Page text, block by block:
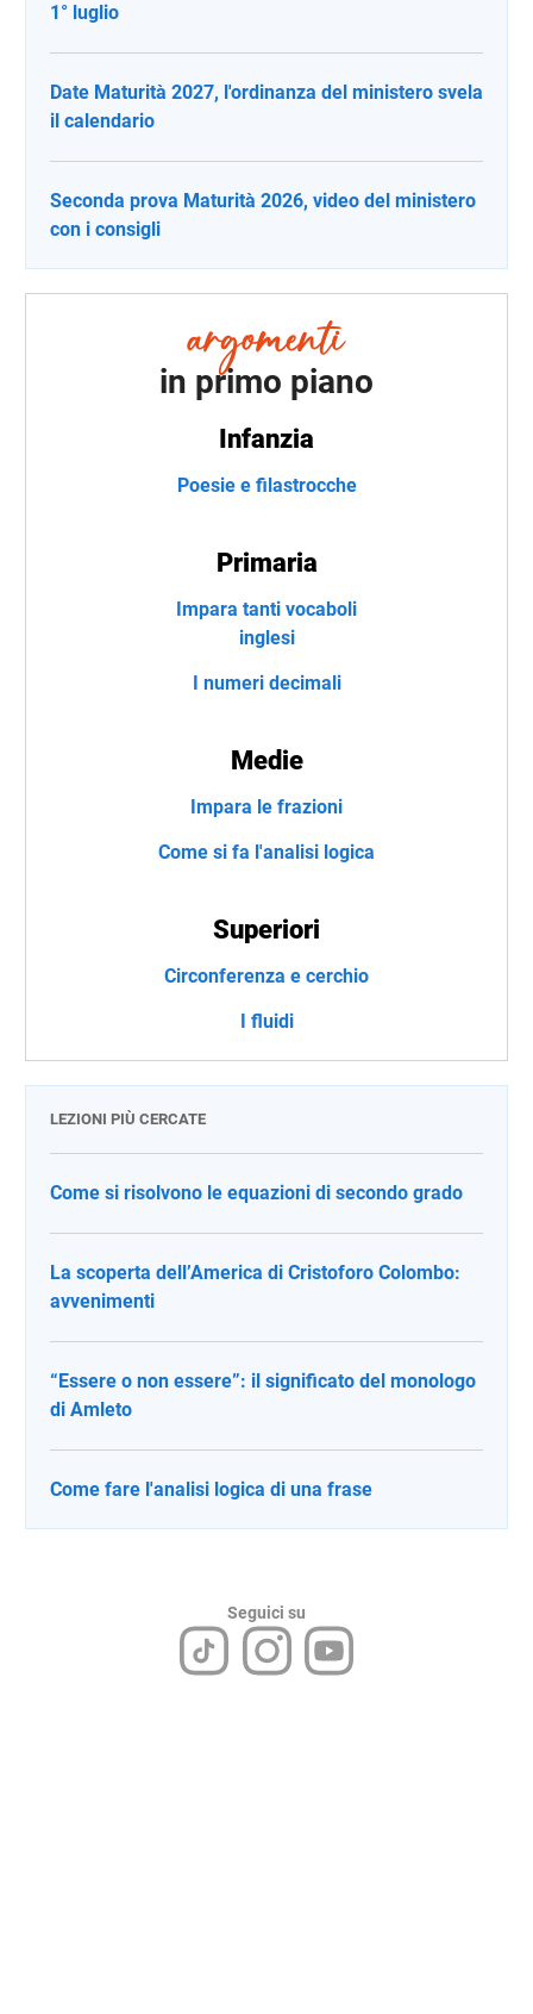
1° luglio
Date Maturità 2027, l'ordinanza del ministero svela
il calendario
Seconda prova Maturità 2026, video del ministero
con i consigli
in primo piano
Infanzia
Poesie e filastrocche
Primaria
Impara tanti vocaboli
inglesi
I numeri decimali
Medie
Impara le frazioni
Come si fa l'analisi logica
Superiori
Circonferenza e cerchio
I fluidi
LEZIONI PIÙ CERCATE
Come si risolvono le equazioni di secondo grado
La scoperta dell’America di Cristoforo Colombo:
avvenimenti
“Essere o non essere”: il significato del monologo
di Amleto
Come fare l'analisi logica di una frase
Seguici su